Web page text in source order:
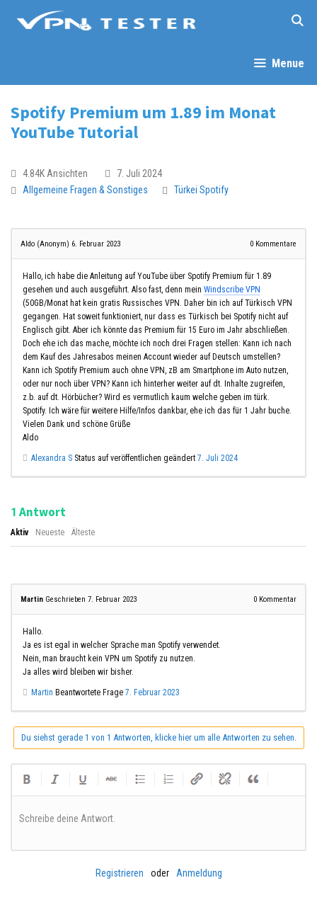
Menue
Spotify Premium um 1.89 im Monat
YouTube Tutorial
4.84K Ansichten
7. Juli 2024
Allgemeine Fragen & Sonstiges
Türkei Spotify
Aldo (Anonym) 6. Februar 2023 0 Kommentare
Hallo, ich habe die Anleitung auf YouTube über Spotify Premium für 1.89
gesehen und auch ausgeführt. Also fast, denn mein Windscribe VPN
(50GB/Monat hat kein gratis Russisches VPN. Daher bin ich auf Türkisch VPN
gegangen. Hat soweit funktioniert, nur dass es Türkisch bei Spotify nicht auf
Englisch gibt. Aber ich könnte das Premium für 15 Euro im Jahr abschließen.
Doch ehe ich das mache, möchte ich noch drei Fragen stellen: Kann ich nach
dem Kauf des Jahresabos meinen Account wieder auf Deutsch umstellen?
Kann ich Spotify Premium auch ohne VPN, zB am Smartphone im Auto nutzen,
oder nur noch über VPN? Kann ich hinterher weiter auf dt. Inhalte zugreifen,
z.b. auf dt. Hörbücher? Wird es vermutlich kaum welche geben im türk.
Spotify. Ich wäre für weitere Hilfe/Infos dankbar, ehe ich das für 1 Jahr buche.
Vielen Dank und schöne Grüße
Aldo
Alexandra S Status auf veröffentlichen geändert 7. Juli 2024
1 Antwort
Aktiv Neueste Älteste
Martin Geschrieben 7. Februar 2023 0 Kommentar
Hallo.
Ja es ist egal in welcher Sprache man Spotify verwendet.
Nein, man braucht kein VPN um Spotify zu nutzen.
Ja alles wird bleiben wir bisher.
Martin Beantwortete Frage 7. Februar 2023
Du siehst gerade 1 von 1 Antworten, klicke hier um alle Antworten zu sehen.
Schreibe deine Antwort.
Registrieren oder Anmeldung